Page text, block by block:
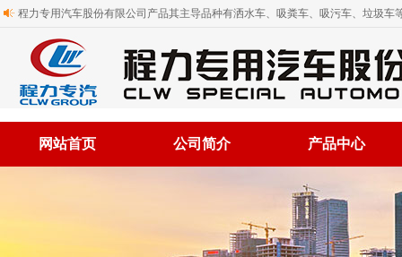
程力专用汽车股份有限公司产品其主导品种有洒水车、吸粪车、吸污车、垃圾车
网站首页 公司简介 产品中心